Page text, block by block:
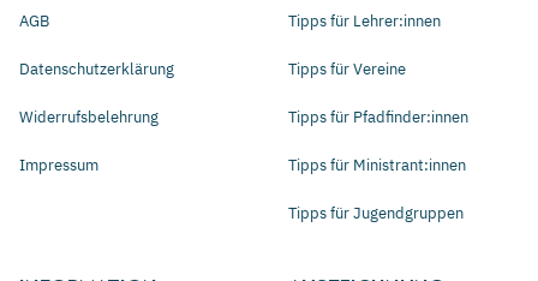
AGB
Datenschutzerklärung
Widerrufsbelehrung
Impressum
Tipps für Lehrer:innen
Tipps für Vereine
Tipps für Pfadfinder:innen
Tipps für Ministrant:innen
Tipps für Jugendgruppen